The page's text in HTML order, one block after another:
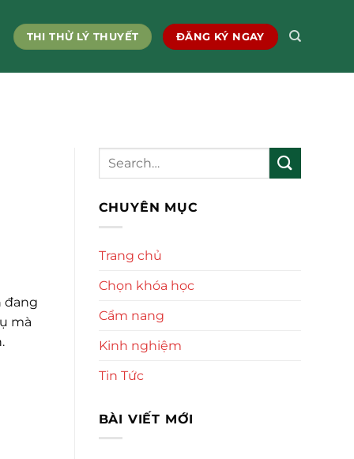
THI THỬ LÝ THUYẾT ĐĂNG KÝ NGAY
đang
mà
CHUYÊN MỤC
Trang chủ
Chọn khóa học
Cẩm nang
Kinh nghiệm
Tin Tức
BÀI VIẾT MỚI